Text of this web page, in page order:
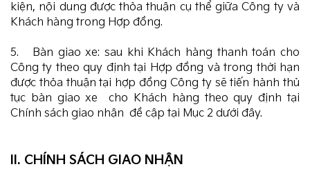
kiện, nội dung được thỏa thuận cụ thể giữa Công ty và
Khách hàng trong Hợp đồng.
5. Bàn giao xe: sau khi Khách hàng thanh toán cho
Công ty theo quy định tại Hợp đồng và trong thời hạn
được thỏa thuận tại hợp đồng Công ty sẽ tiến hành thủ
tục bàn giao xe cho Khách hàng theo quy định tại
Chính sách giao nhận đề cập tại Mục 2 dưới đây.
II. CHÍNH SÁCH GIAO NHẬN